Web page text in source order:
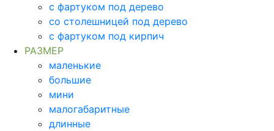
с фартуком под дерево
со столешницей под дерево
с фартуком под кирпич
РАЗМЕР
маленькие
большие
мини
малогабаритные
длинные